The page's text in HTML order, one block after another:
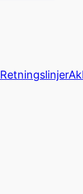
Retningslinjer